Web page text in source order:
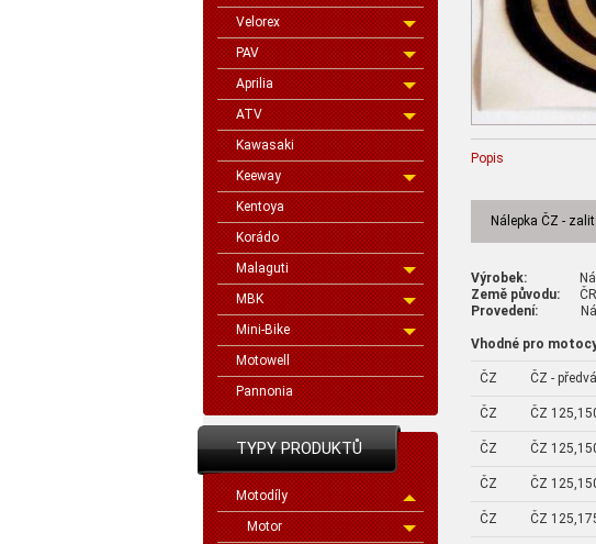
Velorex
PAV
Aprilia
ATV
Kawasaki
Keeway
Kentoya
Korádo
Malaguti
MBK
Mini-Bike
Motowell
Pannonia
TYPY PRODUKTŮ
Motodíly
Motor
Popis
Nálepka ČZ -
Výrobek:
Země původu: ČR
Provedení:
Vhodné pro
ČZ ČZ -
ČZ ČZ
ČZ ČZ
ČZ ČZ
ČZ ČZ